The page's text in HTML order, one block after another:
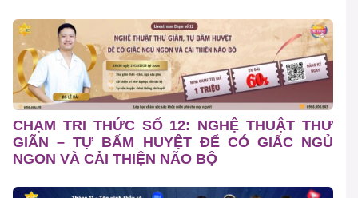
CHẠM TRI THỨC SỐ 12: NGHỆ THUẬT THƯ
GIÃN – TỰ BẤM HUYỆT ĐỂ CÓ GIẤC NGỦ
NGON VÀ CẢI THIỆN NÃO BỘ